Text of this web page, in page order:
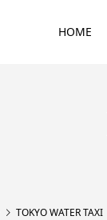
HOME
TOKYO WATER TAXI